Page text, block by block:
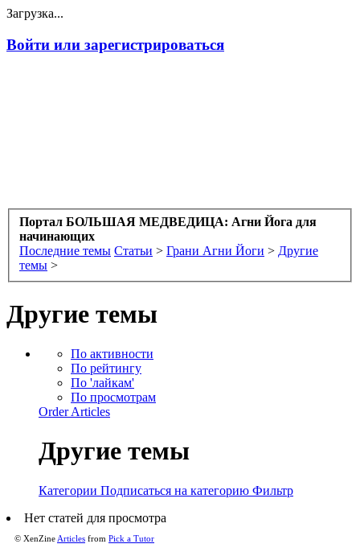
Загрузка...
Войти или зарегистрироваться
Портал БОЛЬШАЯ МЕДВЕДИЦА: Агни Йога для
начинающих
Последние темы Статьи > Грани Агни Йоги > Другие
темы >
Другие темы
По активности
По рейтингу
По 'лайкам'
По просмотрам
Order Articles
Другие темы
Категории Подписаться на категорию Фильтр
Нет статей для просмотра
© XenZine Articles from Pick a Tutor